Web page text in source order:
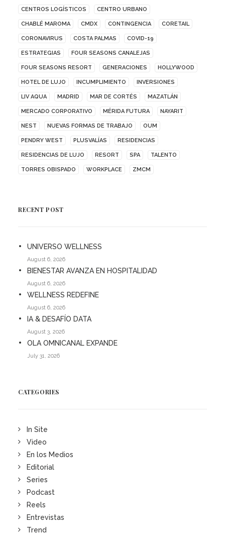
CENTROS LOGÍSTICOS CENTRO URBANO
CHABLÉ MAROMA CMDX CONTINGENCIA CORETAIL
CORONAVIRUS COSTA PALMAS COVID-19
ESTRATEGIAS FOUR SEASONS CANALEJAS
FOUR SEASONS RESORT GENERACIONES HOLLYWOOD
HOTEL DE LUJO INCUMPLIMIENTO INVERSIONES
LIV AQUA MADRID MAR DE CORTÉS MAZATLÁN
MERCADO CORPORATIVO MÉRIDA FUTURA NAYARIT
NEST NUEVAS FORMAS DE TRABAJO OUM
PENDRY WEST PLUSVALÍAS RESIDENCIAS
RESIDENCIAS DE LUJO RESORT SPA TALENTO
TORRES OBISPADO WORKPLACE ZMCM
RECENT POST
UNIVERSO WELLNESS
August 6, 2026
BIENESTAR AVANZA EN HOSPITALIDAD
August 6, 2026
WELLNESS REDEFINE
August 6, 2026
IA & DESAFÍO DATA
August 3, 2026
OLA OMNICANAL EXPANDE
July 31, 2026
CATEGORIES
In Site
Video
En los Medios
Editorial
Series
Podcast
Reels
Entrevistas
Trend